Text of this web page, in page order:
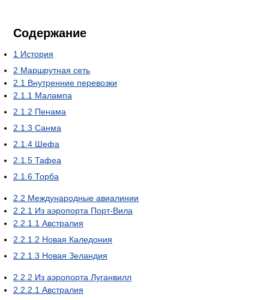
Содержание
1 История
2 Маршрутная сеть
2.1 Внутренние перевозки
2.1.1 Малампа
2.1.2 Пенама
2.1.3 Санма
2.1.4 Шефа
2.1.5 Тафеа
2.1.6 Торба
2.2 Международные авиалинии
2.2.1 Из аэропорта Порт-Вила
2.2.1.1 Австралия
2.2.1.2 Новая Каледония
2.2.1.3 Новая Зеландия
2.2.2 Из аэропорта Луганвилл
2.2.2.1 Австралия